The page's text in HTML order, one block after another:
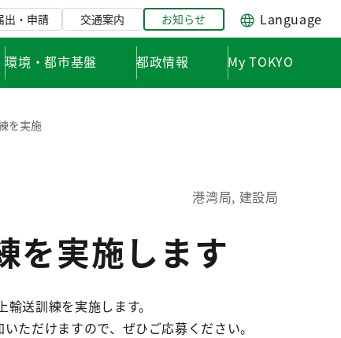
出・申請 交通案内 お知らせ Language
環境・都市基盤 都政情報 My TOKYO
を実施
港湾局, 建設局
を実施します
送訓練を実施します。
ただけますので、ぜひご応募ください。